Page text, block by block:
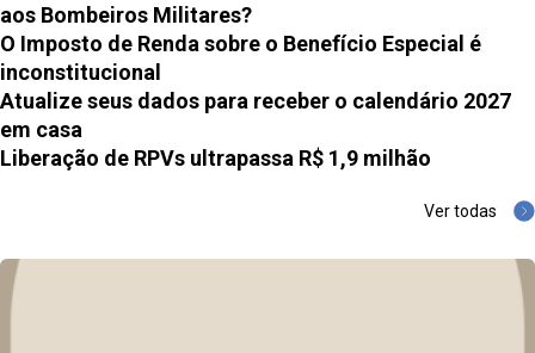
aos Bombeiros Militares?
O Imposto de Renda sobre o Benefício Especial é
inconstitucional
Atualize seus dados para receber o calendário 2027
em casa
Liberação de RPVs ultrapassa R$ 1,9 milhão
Ver todas